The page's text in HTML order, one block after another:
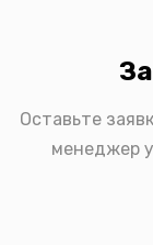
Оставьте
менеджер